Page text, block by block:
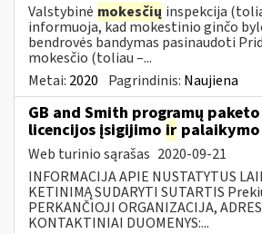
Valstybinė mokesčių inspekcija
informuoja, kad mokestinio ginčo
bendrovės bandymas pasinaudoti
mokesčio (toliau –...
Metai: 2020 Pagrindinis: Naujiena
GB and Smith programų
licencijos įsigijimo ir palaikymo
Web turinio sąrašas 2020-09-21
INFORMACIJA APIE NUSTATYTUS
KETINIMĄ SUDARYTI SUTARTIS
PERKANČIOJI ORGANIZACIJA,
KONTAKTINIAI DUOMENYS:...